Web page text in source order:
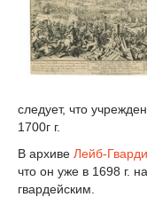
следует, что
1700г г.
В архиве Лейб-
что он уже в 1698 г.
гвардейским.